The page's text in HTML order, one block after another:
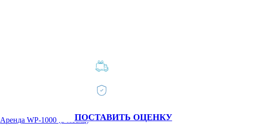
ПОСТАВИТЬ ОЦЕНКУ
Аренда WP-1000 (в месяц)